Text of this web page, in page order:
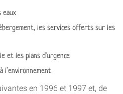
eaux
les services offerts sur les
et les plans d'urgence
l’environnement
en 1996 et 1997 et, de